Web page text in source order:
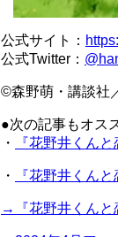
公式サイト：
公式Twitter：
©森野萌・講談社
●次の記事もオ
・
『花野井くん
・ 『花野井くん
→『花野井くんと